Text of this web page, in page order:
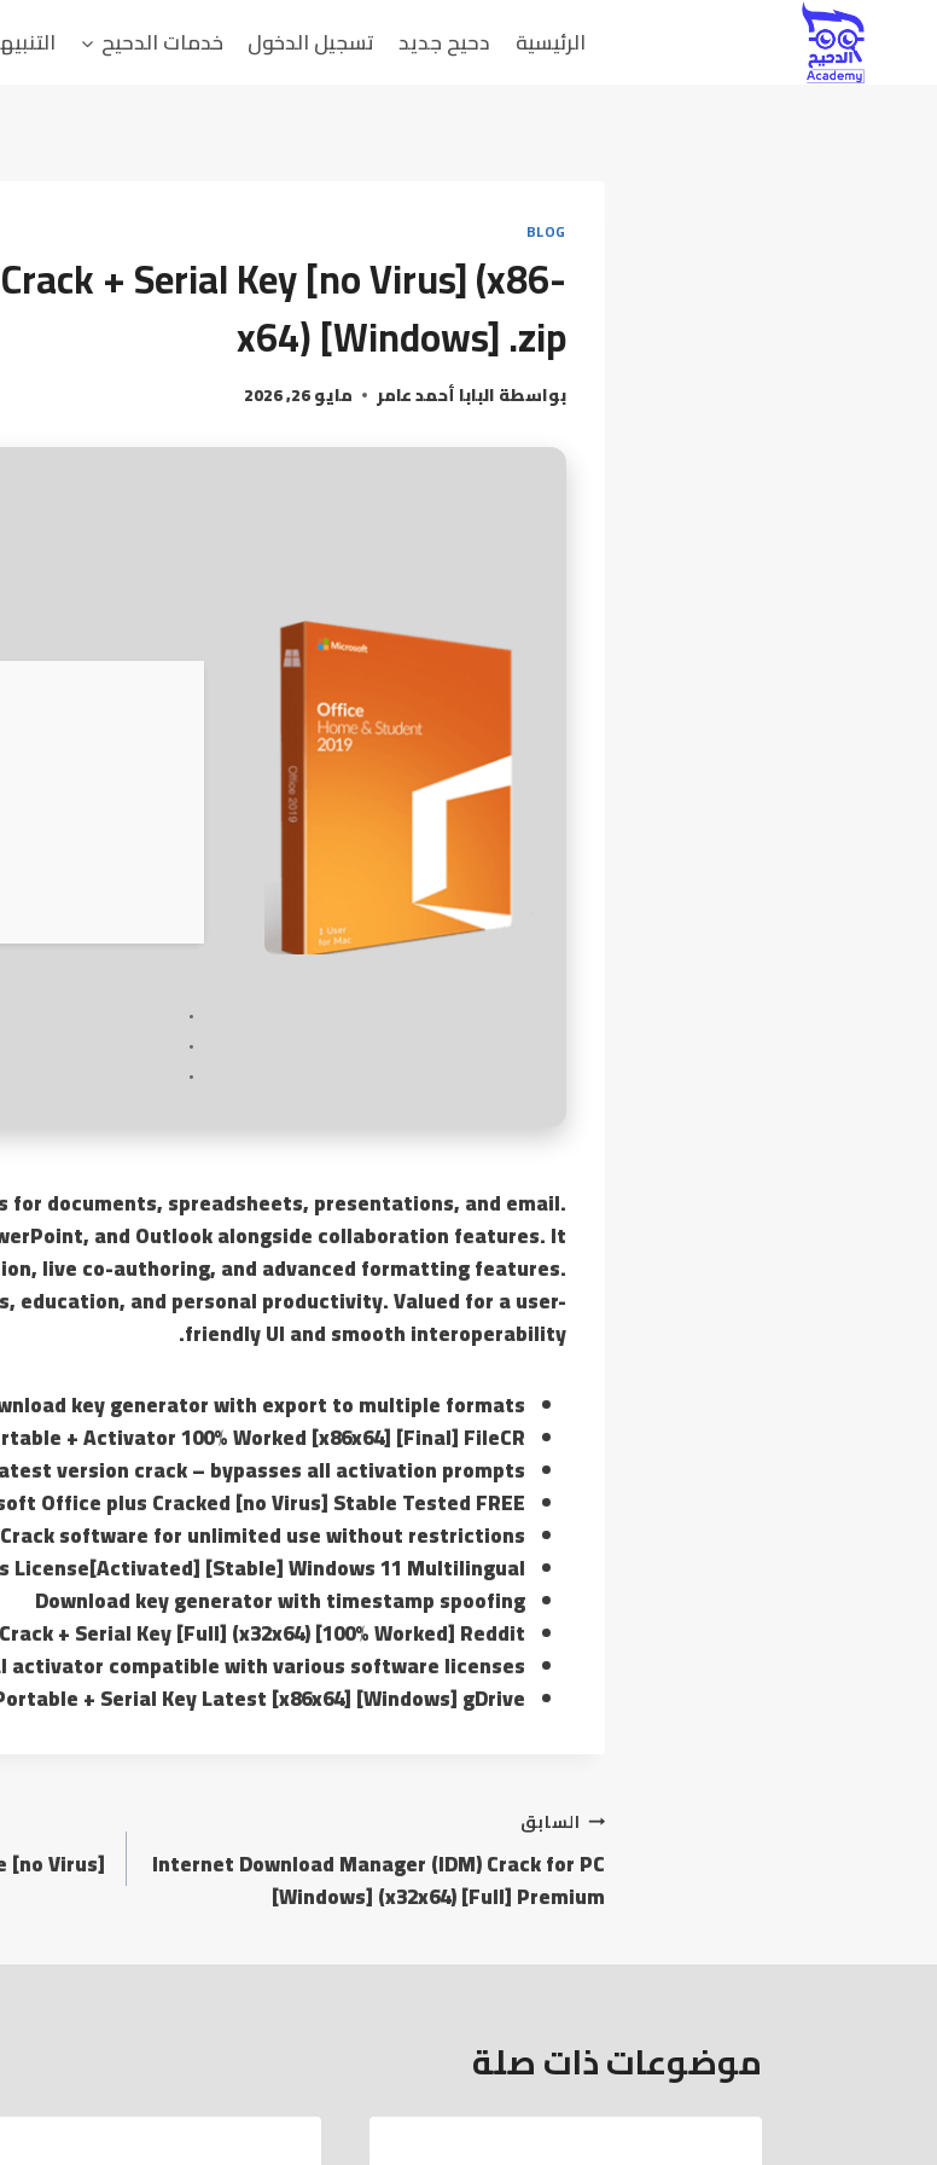
الرئيسية دحيح جديد تسجيل الدخول خدمات الدحيح
BLOG
+ Serial Key [no Virus] (x86-
x64) [Windows] .zip
بواسطةالبابا أحمد عامر مايو 26, 2026
documents, spreadsheets, presentations, and email.
and Outlook alongside collaboration features. It
live co-authoring, and advanced formatting features.
education, and personal productivity. Valued for a user-
friendly UI and smooth interoperability.
key generator with export to multiple formats
+ Activator 100% Worked [x86x64] [Final] FileCR
version crack – bypasses all activation prompts
Office plus Cracked [no Virus] Stable Tested FREE
Crack software for unlimited use without restrictions
License[Activated] [Stable] Windows 11 Multilingual
Download key generator with timestamp spoofing
+ Serial Key [Full] (x32x64) [100% Worked] Reddit
activator compatible with various software licenses
+ Serial Key Latest [x86x64] [Windows] gDrive
السابق
Internet Download Manager (IDM) Crack for PC
[Windows] (x32x64) [Full] Premium
[no Virus]
موضوعات ذات صلة